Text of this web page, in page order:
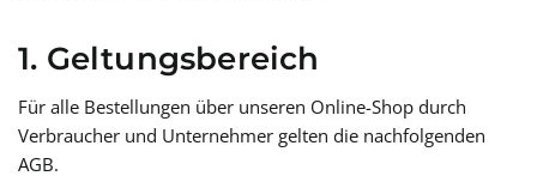
1. Geltungsbereich
Für alle Bestellungen über unseren Online-Shop durch
Verbraucher und Unternehmer gelten die nachfolgenden
AGB.